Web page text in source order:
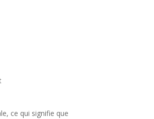
ce qui signifie que